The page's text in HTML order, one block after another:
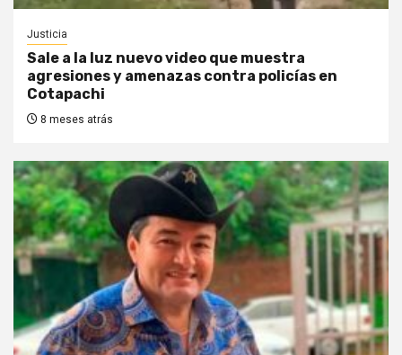
Justicia
Sale a la luz nuevo video que muestra
agresiones y amenazas contra policías en
Cotapachi
8 meses atrás